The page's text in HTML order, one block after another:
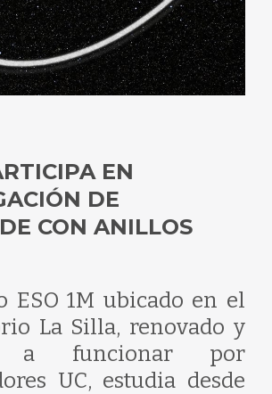
EN
DE
CON ANILLOS
ESO 1M ubicado en el
La Silla, renovado y
a funcionar por
UC, estudia desde